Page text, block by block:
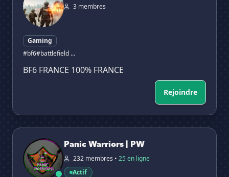
3 membres
Gaming
#bf6#battlefield ...
BF6 FRANCE 100% FRANCE
Rejoindre
Panic Warriors | PW
Panic Warriors | PW
232 membres • 25 en ligne
Actif